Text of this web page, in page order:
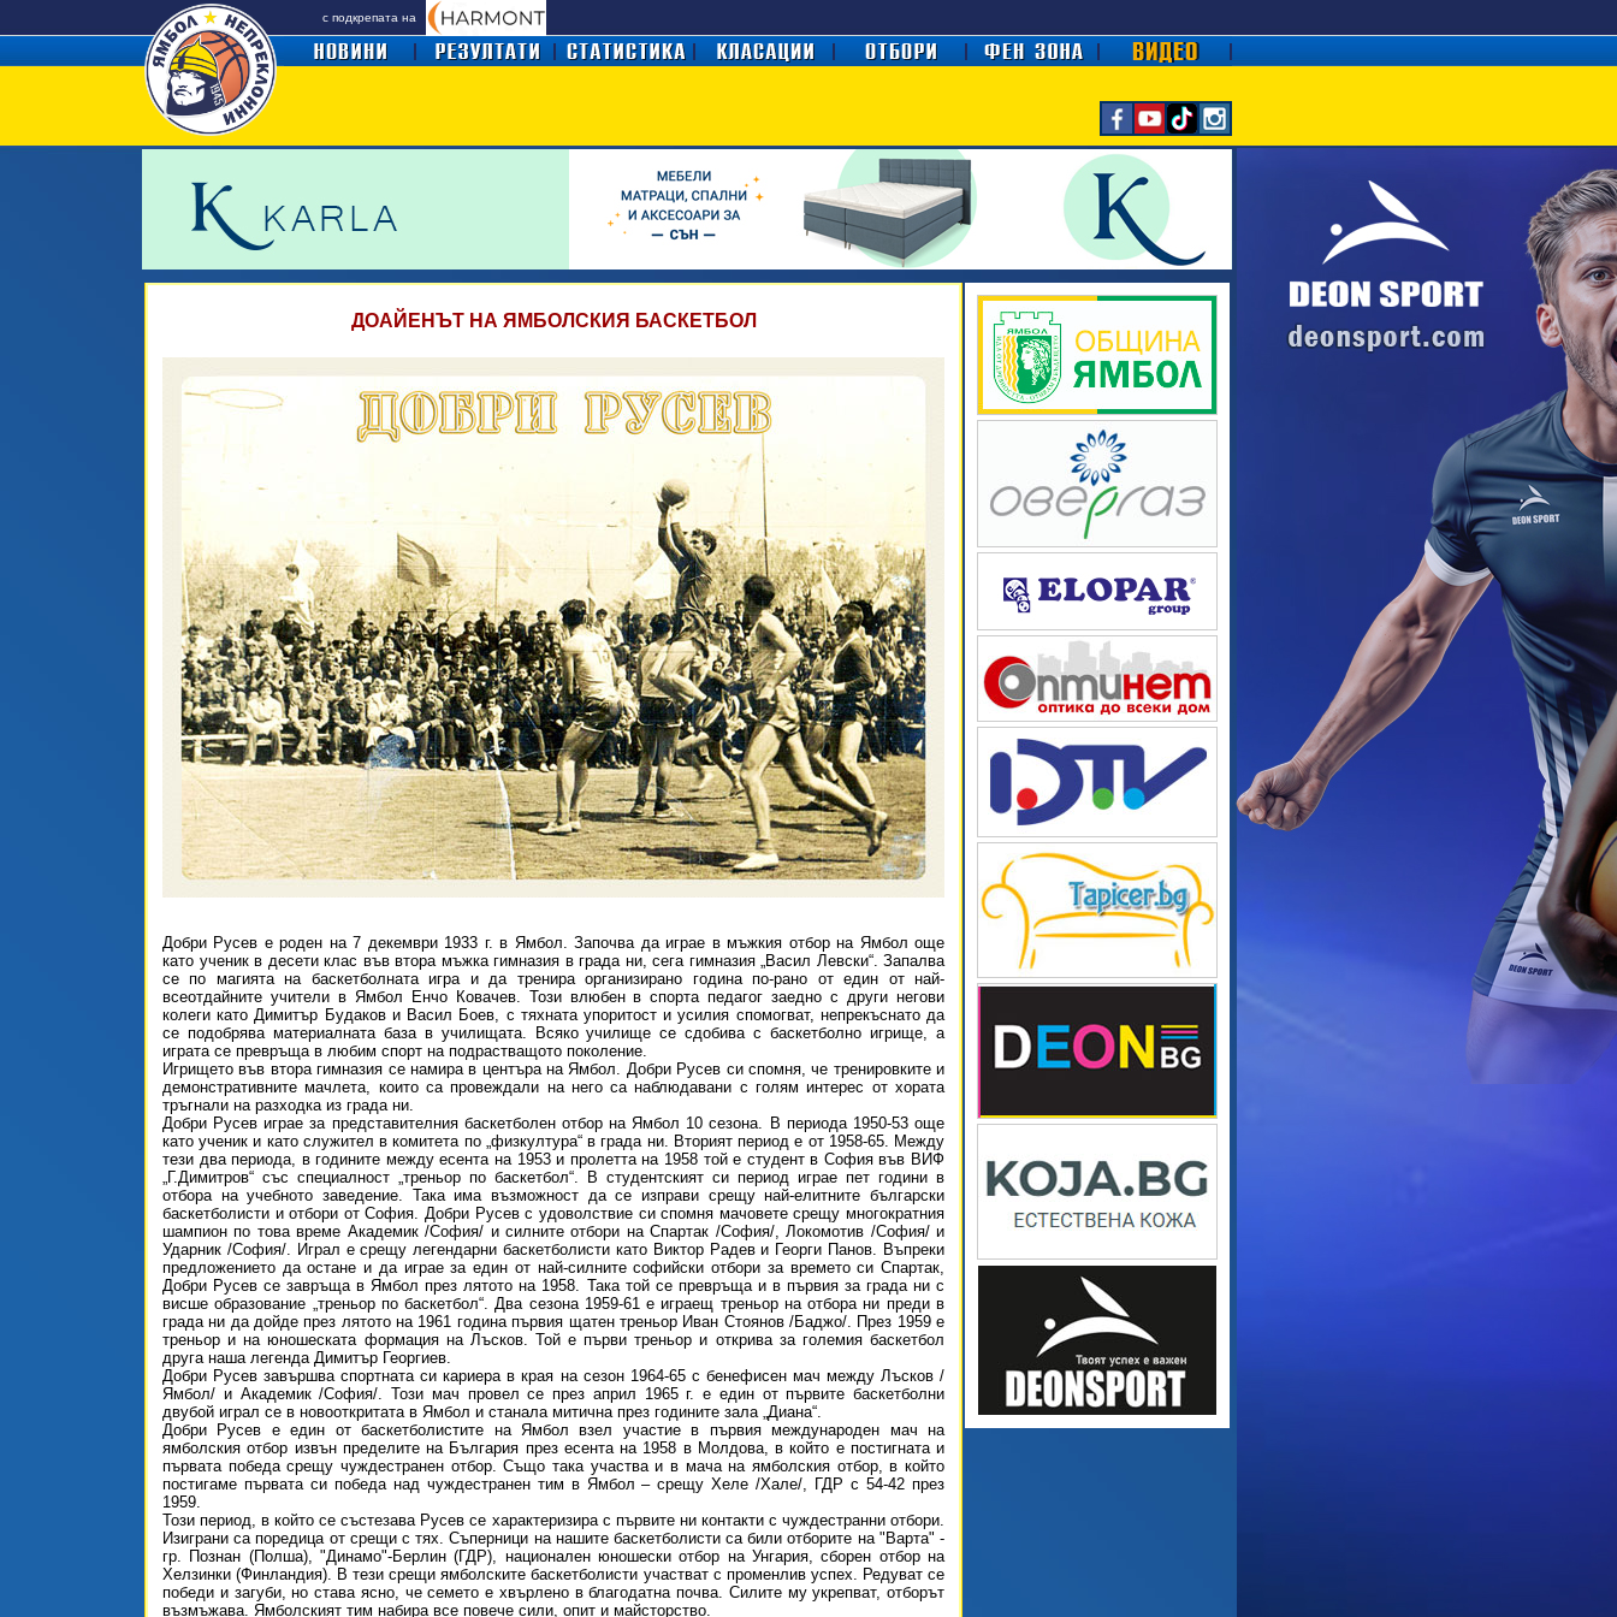
с подкрепата на
ДОАЙЕНЪТ НА ЯМБОЛСКИЯ БАСКЕТБОЛ
Добри Русев е роден на 7 декември 1933 г. в Ямбол. Започва да играе в мъжкия отбор на Ямбол още
като ученик в десети клас във втора мъжка гимназия в града ни, сега гимназия „Васил Левски“. Запалва
се по магията на баскетболната игра и да тренира организирано годинa по-рано от един от най-
всеотдайните учители в Ямбол Енчо Ковачев. Този влюбен в спорта педагог заедно с други негови
колеги като Димитър Будаков и Васил Боев, с тяхната упоритост и усилия спомогват, непрекъснато да
се подобрява материалната база в училищата. Всяко училище се сдобива с баскетболно игрище, а
играта се превръща в любим спорт на подрастващото поколение.
Игрището във втора гимназия се намира в центъра на Ямбол. Добри Русев си спомня, че тренировките и
демонстративните мачлета, които са провеждали на него са наблюдавани с голям интерес от хората
тръгнали на разходка из града ни.
Добри Русев играе за представителния баскетболен отбор на Ямбол 10 сезона. В периода 1950-53 още
като ученик и като служител в комитета по „физкултура“ в града ни. Вторият период е от 1958-65. Между
тези два периода, в годините между есента на 1953 и пролетта на 1958 той е студент в София във ВИФ
„Г.Димитров“ със специалност „треньор по баскетбол“. В студентският си период играе пет години в
отбора на учебното заведение. Така има възможност да се изправи срещу най-елитните български
баскетболисти и отбори от София. Добри Русев с удоволствие си спомня мачовете срещу многократния
шампион по това време Академик /София/ и силните отбори на Спартак /София/, Локомотив /София/ и
Ударник /София/. Играл е срещу легендарни баскетболисти като Виктор Радев и Георги Панов. Въпреки
предложението да остане и да играе за един от най-силните софийски отбори за времето си Спартак,
Добри Русев се завръща в Ямбол през лятото на 1958. Така той се превръща и в първия за града ни с
висше образование „треньор по баскетбол“. Два сезона 1959-61 е играещ треньор на отбора ни преди в
града ни да дойде през лятото на 1961 година първия щатен треньор Иван Стоянов /Баджо/. През 1959 е
треньор и на юношеската формация на Лъсков. Той е първи треньор и открива за големия баскетбол
друга наша легенда Димитър Георгиев.
Добри Русев завършва спортната си кариера в края на сезон 1964-65 с бенефисен мач между Лъсков /
Ямбол/ и Академик /София/. Този мач провел се през април 1965 г. е един от първите баскетболни
двубой играл се в новооткритата в Ямбол и станала митична през годините зала „Диана“.
Добри Русев е един от баскетболистите на Ямбол взел участие в първия международен мач на
ямболския отбор извън пределите на България през есента на 1958 в Молдова, в който е постигната и
първата победа срещу чуждестранен отбор. Също така участва и в мача на ямболския отбор, в който
постигаме първата си победа над чуждестранен тим в Ямбол – срещу Хеле /Хале/, ГДР с 54-42 през
1959.
Този период, в който се състезава Русев се характеризира с първите ни контакти с чуждестранни отбори.
Изиграни са поредица от срещи с тях. Съперници на нашите баскетболисти са били отборите на "Варта" -
гр. Познан (Полша), "Динамо"-Берлин (ГДР), национален юношески отбор на Унгария, сборен отбор на
Хелзинки (Финландия). В тези срещи ямболските баскетболисти участват с променлив успех. Редуват се
победи и загуби, но става ясно, че семето е хвърлено в благодатна почва. Силите му укрепват, отборът
възмъжава. Ямболският тим набира все повече сили, опит и майсторство.